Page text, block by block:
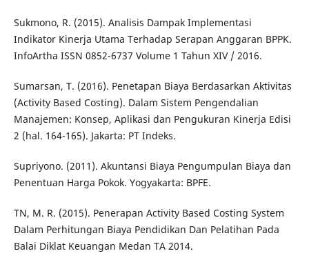
Sukmono, R. (2015). Analisis Dampak Implementasi
Indikator Kinerja Utama Terhadap Serapan Anggaran BPPK.
InfoArtha ISSN 0852-6737 Volume 1 Tahun XIV / 2016.
Sumarsan, T. (2016). Penetapan Biaya Berdasarkan Aktivitas
(Activity Based Costing). Dalam Sistem Pengendalian
Manajemen: Konsep, Aplikasi dan Pengukuran Kinerja Edisi
2 (hal. 164-165). Jakarta: PT Indeks.
Supriyono. (2011). Akuntansi Biaya Pengumpulan Biaya dan
Penentuan Harga Pokok. Yogyakarta: BPFE.
TN, M. R. (2015). Penerapan Activity Based Costing System
Dalam Perhitungan Biaya Pendidikan Dan Pelatihan Pada
Balai Diklat Keuangan Medan TA 2014.